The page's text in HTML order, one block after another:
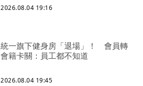
2026.08.04 19:16
統一旗下健身房「退場」！ 會員轉
會籍卡關：員工都不知道
2026.08.04 19:45